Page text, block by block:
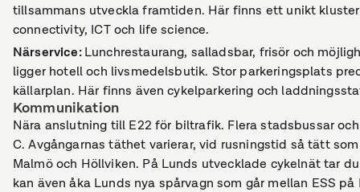
tillsammans utveckla framtiden. Här finns ett unikt
connectivity, ICT och life science.
Närservice:Lunchrestaurang, salladsbar, frisör och
ligger hotell och livsmedelsbutik. Stor parkeringsplats
källarplan. Här finns även cykelparkering och
Kommunikation
Nära anslutning till E22 för biltrafik. Flera stadsbussar
C. Avgångarnas täthet varierar, vid rusningstid så tätt
Malmö och Höllviken. På Lunds utvecklade cykelnät tar
kan även åka Lunds nya spårvagn som går mellan ESS